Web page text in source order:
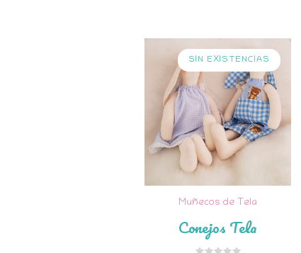
SIN EXISTENCIAS
Muñecos de Tela
Conejos Tela